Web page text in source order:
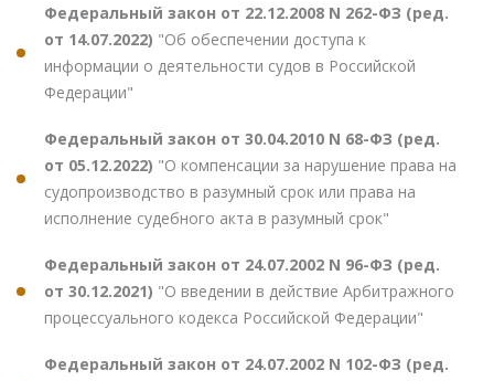
Федеральный закон от 22.12.2008 N 262-ФЗ (ред.
от 14.07.2022) "Об обеспечении доступа к
информации о деятельности судов в Российской
Федерации"
Федеральный закон от 30.04.2010 N 68-ФЗ (ред.
от 05.12.2022) "О компенсации за нарушение права на
судопроизводство в разумный срок или права на
исполнение судебного акта в разумный срок"
Федеральный закон от 24.07.2002 N 96-ФЗ (ред.
от 30.12.2021) "О введении в действие Арбитражного
процессуального кодекса Российской Федерации"
Федеральный закон от 24.07.2002 N 102-ФЗ (ред.